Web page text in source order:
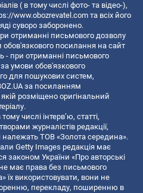
( в тому числі фото- та відео-),
www.obozrevatel.com та всіх його
суворо заборонено.
отриманні письмового дозволу
обов'язкового посилання на сайт
- при отриманні письмового
умови обов'язкового
для пошукових систем,
за посиланням
розміщено оригінальний
числі інтерв’ю, статті,
журналістів редакції,
належать ТОВ «Золота середина».
Getty Images редакція має
законом України «Про авторські
не має права без письмового
їх використовувати, вони не
перекладу, поширенню в